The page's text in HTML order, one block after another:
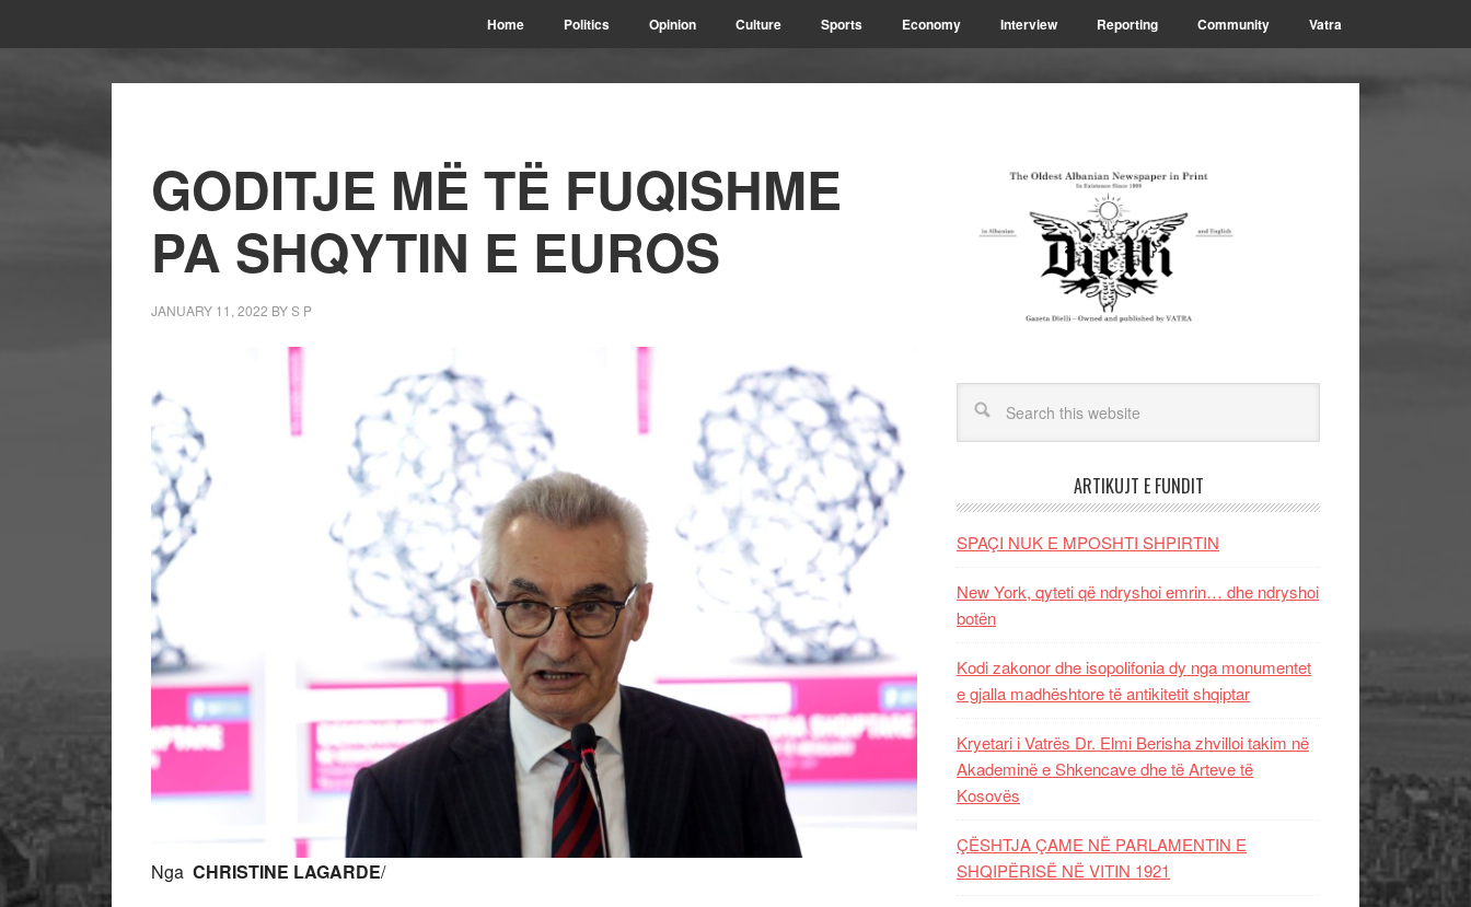
Home Politics Opinion Culture Sports Economy Interview Reporting Community Vatra
GODITJE MË TË FUQISHME
PA SHQYTIN E EUROS
JANUARY 11, 2022 BYS P
Nga CHRISTINE LAGARDE/
ARTIKUJT E FUNDIT
SPAÇI NUK E MPOSHTI SHPIRTIN
New York, qyteti që ndryshoi emrin… dhe ndryshoi
botën
Kodi zakonor dhe isopolifonia dy nga monumentet
e gjalla madhështore të antikitetit shqiptar
Kryetari i Vatrës Dr. Elmi Berisha zhvilloi takim në
Akademinë e Shkencave dhe të Arteve të
Kosovës
ÇËSHTJA ÇAME NË PARLAMENTIN E
SHQIPËRISË NË VITIN 1921